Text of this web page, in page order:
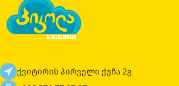
ქვიტირის პირველი ქუჩა 2გ